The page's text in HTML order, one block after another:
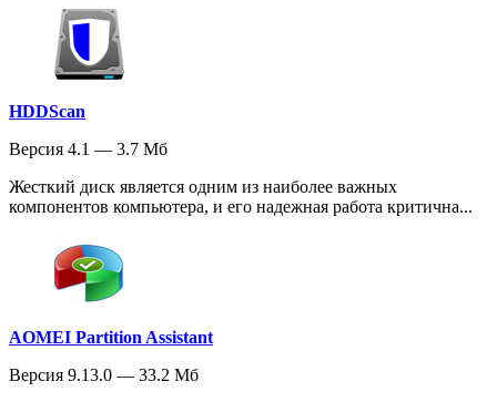
HDDScan
Версия 4.1 — 3.7 Мб
Жесткий диск является одним из наиболее важных
компонентов компьютера, и его надежная работа критична...
AOMEI Partition Assistant
Версия 9.13.0 — 33.2 Мб